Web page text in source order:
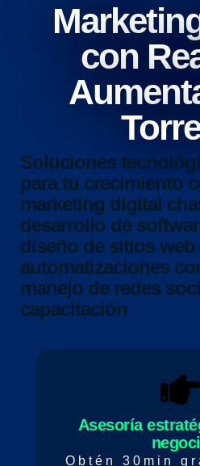
con
Soluciones
para tu crecimiento
marketing digital
desarrollo de
diseño de sitios web
automatizaciones
manejo de redes
capacitación
Asesoría
Obtén 30min